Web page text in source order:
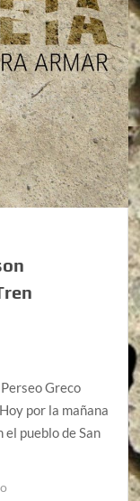
Greco
por la mañana
pueblo de San